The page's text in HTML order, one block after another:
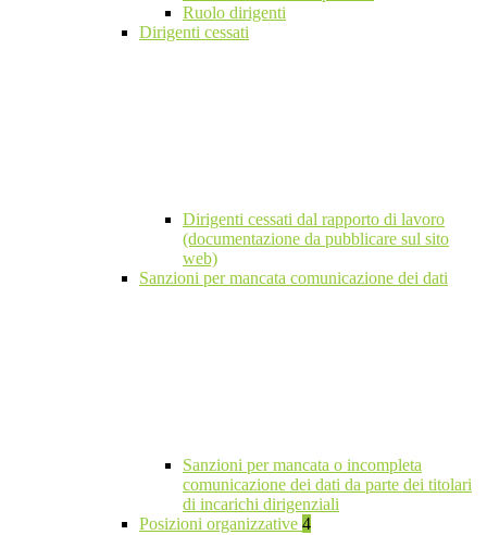
Ruolo dirigenti
Dirigenti cessati
Dirigenti cessati dal rapporto di lavoro
(documentazione da pubblicare sul sito
web)
Sanzioni per mancata comunicazione dei dati
Sanzioni per mancata o incompleta
comunicazione dei dati da parte dei titolari
di incarichi dirigenziali
Posizioni organizzative 4